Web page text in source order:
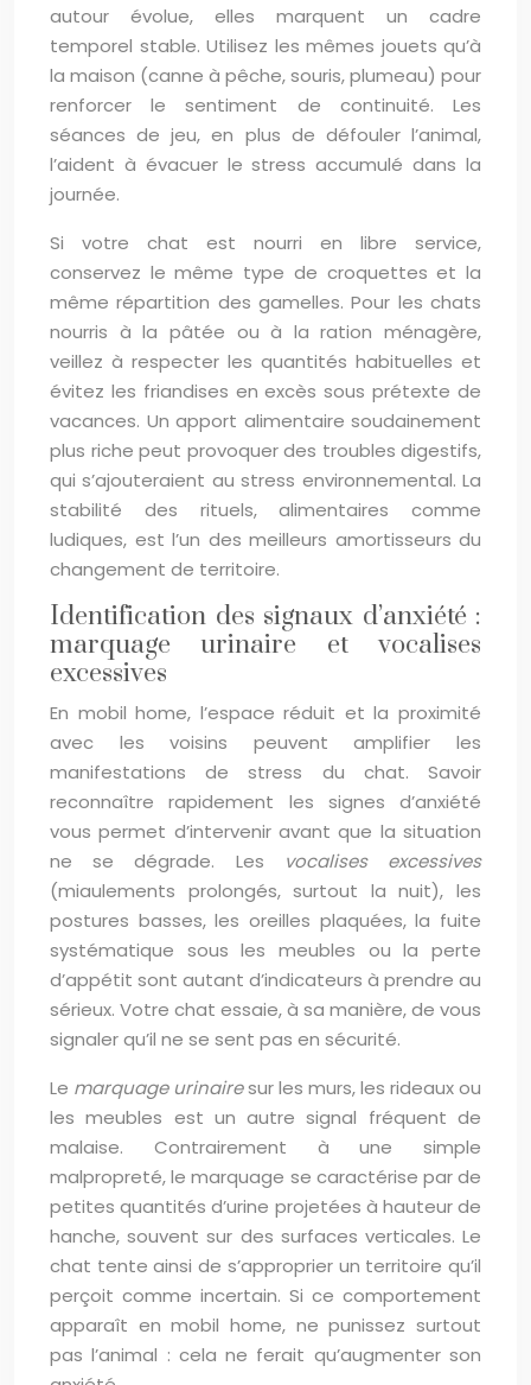
autour évolue, elles marquent un cadre
temporel stable. Utilisez les mêmes jouets qu’à
la maison (canne à pêche, souris, plumeau) pour
renforcer le sentiment de continuité. Les
séances de jeu, en plus de défouler l’animal,
l’aident à évacuer le stress accumulé dans la
journée.
Si votre chat est nourri en libre service,
conservez le même type de croquettes et la
même répartition des gamelles. Pour les chats
nourris à la pâtée ou à la ration ménagère,
veillez à respecter les quantités habituelles et
évitez les friandises en excès sous prétexte de
vacances. Un apport alimentaire soudainement
plus riche peut provoquer des troubles digestifs,
qui s’ajouteraient au stress environnemental. La
stabilité des rituels, alimentaires comme
ludiques, est l’un des meilleurs amortisseurs du
changement de territoire.
Identification des signaux d’anxiété :
marquage urinaire et vocalises
excessives
En mobil home, l’espace réduit et la proximité
avec les voisins peuvent amplifier les
manifestations de stress du chat. Savoir
reconnaître rapidement les signes d’anxiété
vous permet d’intervenir avant que la situation
ne se dégrade. Les
vocalises excessives
(miaulements prolongés, surtout la nuit), les
postures basses, les oreilles plaquées, la fuite
systématique sous les meubles ou la perte
d’appétit sont autant d’indicateurs à prendre au
sérieux. Votre chat essaie, à sa manière, de vous
signaler qu’il ne se sent pas en sécurité.
Le marquage urinairesur les murs, les rideaux ou
les meubles est un autre signal fréquent de
malaise. Contrairement à une simple
malpropreté, le marquage se caractérise par de
petites quantités d’urine projetées à hauteur de
hanche, souvent sur des surfaces verticales. Le
chat tente ainsi de s’approprier un territoire qu’il
perçoit comme incertain. Si ce comportement
apparaît en mobil home, ne punissez surtout
pas l’animal : cela ne ferait qu’augmenter son